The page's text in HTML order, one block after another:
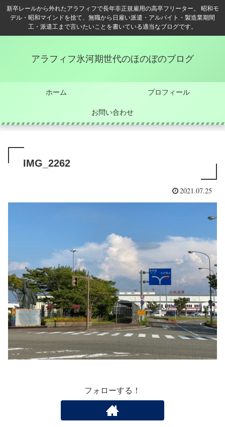
新卒レールから外れたアラフィフで長年非正規雇用の高卒フリーター。 昭和モ
デル・昭和マインドを捨て、無職から日雇い派遣・アルバイト・製造業期間
工・派遣工まで言いたいことを書いている適当なブログです。
アラフィフ氷河期世代のほのぼのブログ
ホーム プロフィール
お問い合わせ
IMG_2262
2021.07.25
フォローする！